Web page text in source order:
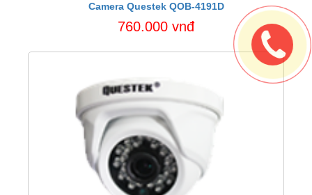
Camera Questek QOB-4191D
760.000 vnđ